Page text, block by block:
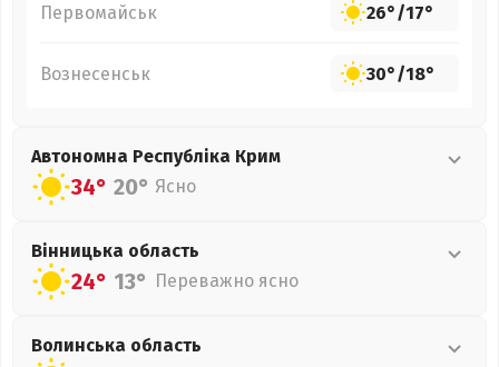
Первомайськ 26°/17°
Вознесенськ 30°/18°
Автономна Республіка Крим
34° 20° Ясно
Вінницька область
24° 13° Переважно ясно
Волинська область